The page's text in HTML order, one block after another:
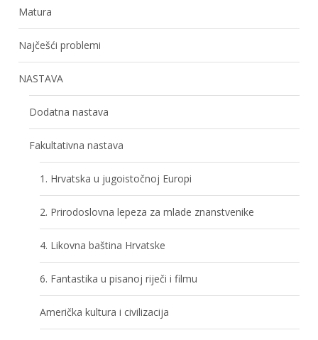
Matura
Najčešći problemi
NASTAVA
Dodatna nastava
Fakultativna nastava
1. Hrvatska u jugoistočnoj Europi
2. Prirodoslovna lepeza za mlade znanstvenike
4. Likovna baština Hrvatske
6. Fantastika u pisanoj riječi i filmu
Američka kultura i civilizacija